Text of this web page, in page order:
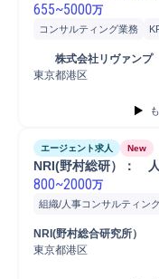
655~5000万
コンサルティング業務
営業
分析
	株式会社リヴァンプ
東京都港区
エージェント求人 New
NRI(野村総研）：　
800~2000万
組織/人事コンサルティン
導入支援
コンサルタント
NRI(野村総合研究所）
東京都港区